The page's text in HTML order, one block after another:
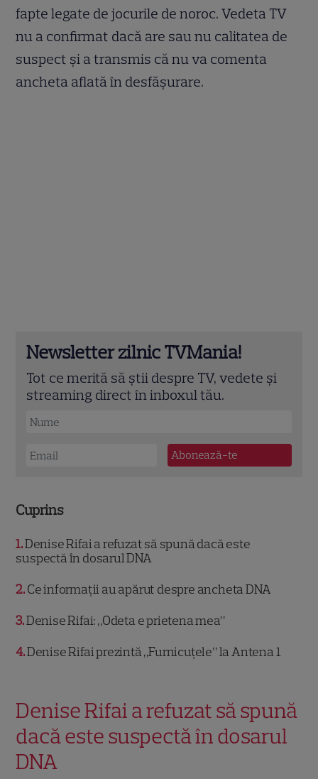
fapte legate de jocurile de noroc. Vedeta TV
nu a confirmat dacă are sau nu calitatea de
suspect și a transmis că nu va comenta
ancheta aflată în desfășurare.
Newsletter zilnic TVMania!
Tot ce merită să știi despre TV, vedete și
streaming direct în inboxul tău.
Cuprins
1 Denise Rifai a refuzat să spună dacă este
suspectă în dosarul DNA
2 Ce informații au apărut despre ancheta DNA
3 Denise Rifai: „Odeta e prietena mea”
4 Denise Rifai prezintă „Furnicuțele” la Antena 1
Denise Rifai a refuzat să spună
dacă este suspectă în dosarul
DNA